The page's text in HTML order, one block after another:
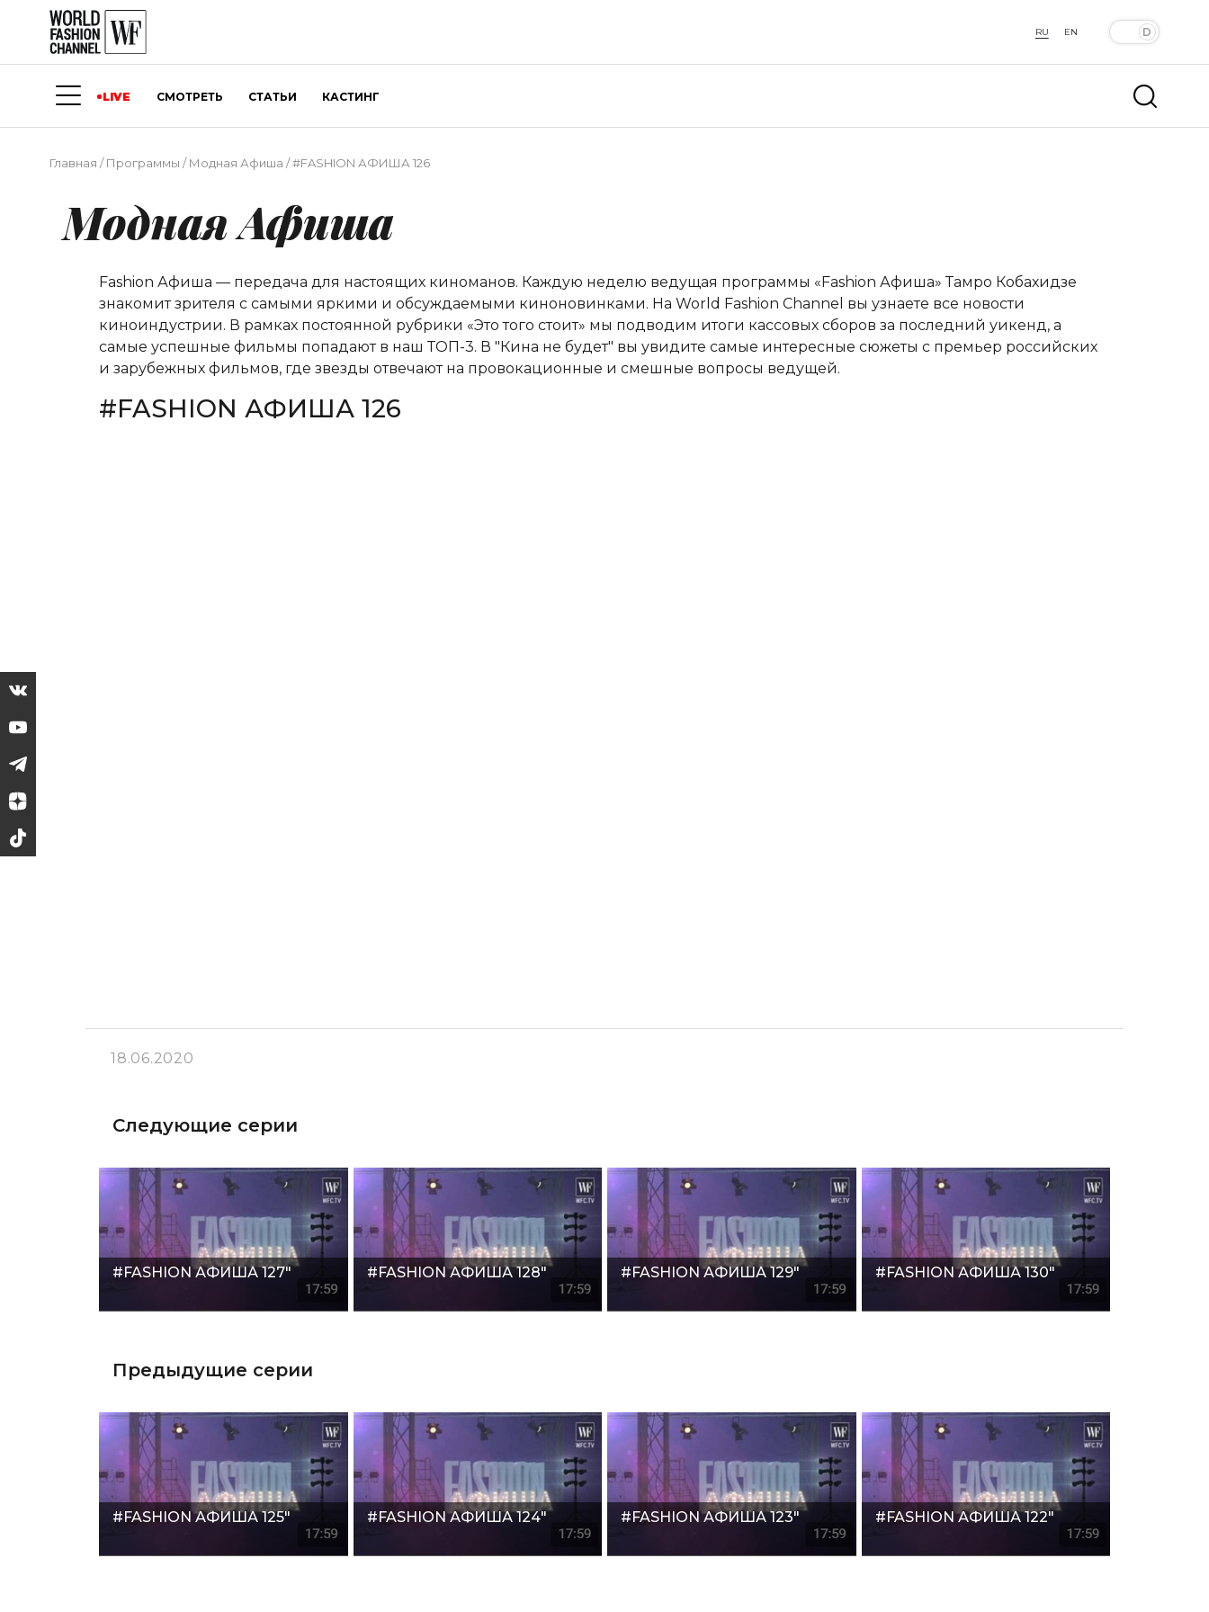
RU EN
LIVE СМОТРЕТЬ СТАТЬИ КАСТИНГ
Главная /Программы /Модная Афиша /#FASHION АФИША 126
Модная Афиша
Fashion Афиша — передача для настоящих киноманов. Каждую неделю ведущая программы «Fashion Афиша»Тамро Кобахидзе
знакомит зрителя с самыми яркими и обсуждаемыми киноновинками. На World Fashion Channel вы узнаете все новости
киноиндустрии. В рамках постоянной рубрики «Это того стоит» мы подводим итоги кассовых сборов за последний уикенд, а
самые успешные фильмы попадают в наш ТОП-3. В "Кина не будет" вы увидите самые интересные сюжеты с премьер российских
и зарубежных фильмов, где звезды отвечают на провокационные и смешные вопросы ведущей.
#FASHION АФИША 126
18.06.2020
Следующие серии
#FASHION АФИША 127" #FASHION АФИША 128" #FASHION АФИША 129" #FASHION АФИША 130"
Предыдущие серии
#FASHION АФИША 125" #FASHION АФИША 124" #FASHION АФИША 123" #FASHION АФИША 122"